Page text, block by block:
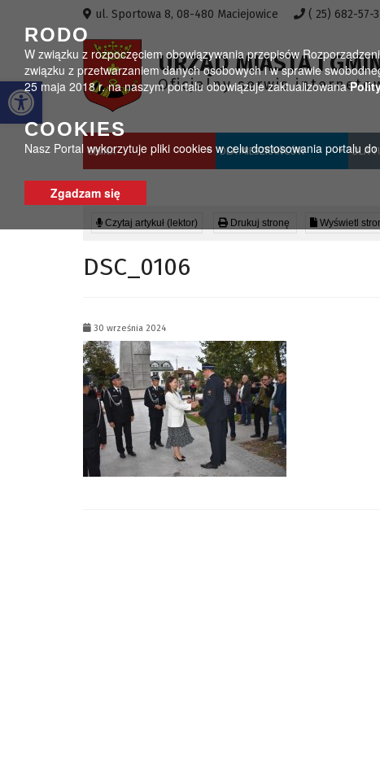
Otwórz pasek narzędzi
RODO
W związku z rozpoczęciem obowiązywania przepisów
związku z przetwarzaniem danych osobowych i w sprawie
25 maja 2018 r. na naszym portalu obowiązuje zaktualizowana
COOKIES
Nasz Portal wykorzytuje pliki cookies w celu dostosowania portalu
Zgadzam się
ul. Sportowa 8, 08-480 Maciejowice ( 25) 682-57-
URZĄD MIASTA I
Oficjalny serwis
GMINA DLA MIESZKAŃCÓW DLA
Czytaj artykuł (lektor) Drukuj stronę Wyświetl
DSC_0106
30 września 2024